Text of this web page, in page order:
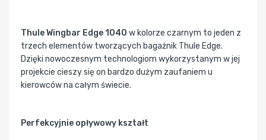
Thule Wingbar Edge 1040 w kolorze czarnym to jeden z
trzech elementów tworzących bagażnik Thule Edge.
Dzięki nowoczesnym technologiom wykorzystanym w jej
projekcie cieszy się on bardzo dużym zaufaniem u
kierowców na całym świecie.
Perfekcyjnie opływowy kształt